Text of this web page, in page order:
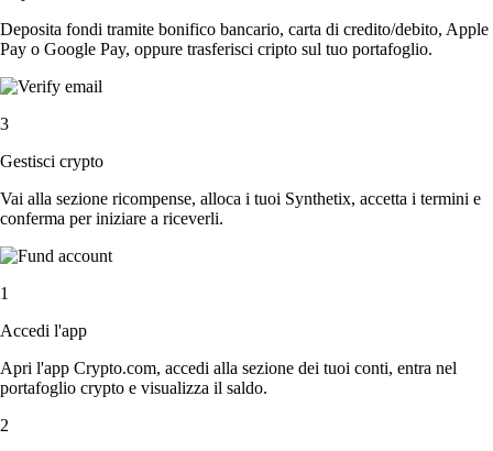
Deposita fondi tramite bonifico bancario, carta di credito/debito, Apple
Pay o Google Pay, oppure trasferisci cripto sul tuo portafoglio.
3
Gestisci crypto
Vai alla sezione ricompense, alloca i tuoi Synthetix, accetta i termini e
conferma per iniziare a riceverli.
1
Accedi l'app
Apri l'app Crypto.com, accedi alla sezione dei tuoi conti, entra nel
portafoglio crypto e visualizza il saldo.
2